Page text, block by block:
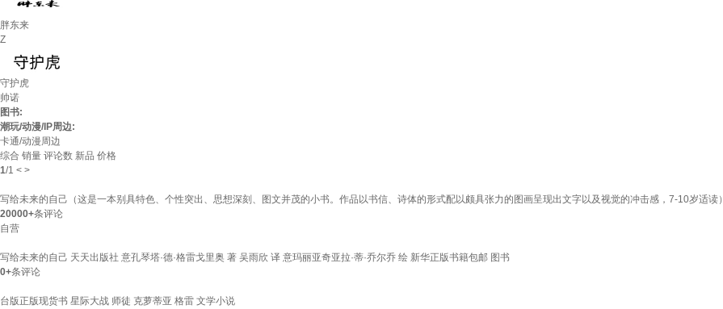
胖东来
Z
守护虎
帅诺
图书:
潮玩/动漫/IP周边:
卡通/动漫周边
综合 销量 评论数 新品 价格
1/1 < >
写给未来的自己（这是一本别具特色、个性突出、思想深刻、图文并茂的小书。作品以书信、诗体的形式配以颇具张力的图画呈现出文字以及视觉的冲击感，7-10岁适读）
20000+条评论
自营
写给未来的自己 天天出版社 意孔琴塔·德·格雷戈里奥 著 吴雨欣 译 意玛丽亚奇亚拉·蒂·乔尔乔 绘 新华正版书籍包邮 图书
0+条评论
台版正版现货书 星际大战 师徒 克萝蒂亚 格雷 文学小说